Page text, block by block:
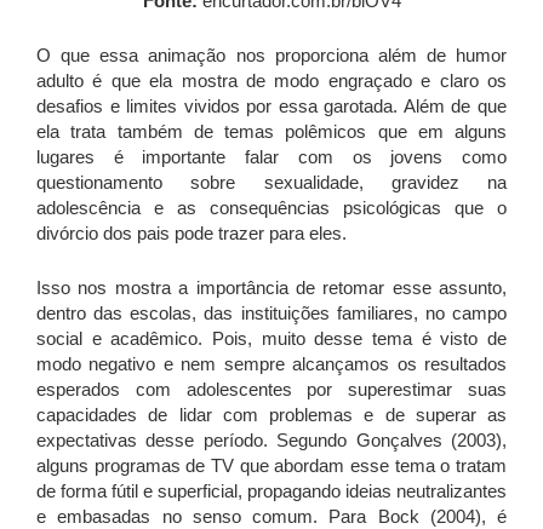
O que essa animação nos proporciona além de humor
adulto é que ela mostra de modo engraçado e claro os
desafios e limites vividos por essa garotada. Além de que
ela trata também de temas polêmicos que em alguns
lugares é importante falar com os jovens como
questionamento sobre sexualidade, gravidez na
adolescência e as consequências psicológicas que o
divórcio dos pais pode trazer para eles.
Isso nos mostra a importância de retomar esse assunto,
dentro das escolas, das instituições familiares, no campo
social e acadêmico. Pois, muito desse tema é visto de
modo negativo e nem sempre alcançamos os resultados
esperados com adolescentes por superestimar suas
capacidades de lidar com problemas e de superar as
expectativas desse período. Segundo Gonçalves (2003),
alguns programas de TV que abordam esse tema o tratam
de forma fútil e superficial, propagando ideias neutralizantes
e embasadas no senso comum. Para Bock (2004), é